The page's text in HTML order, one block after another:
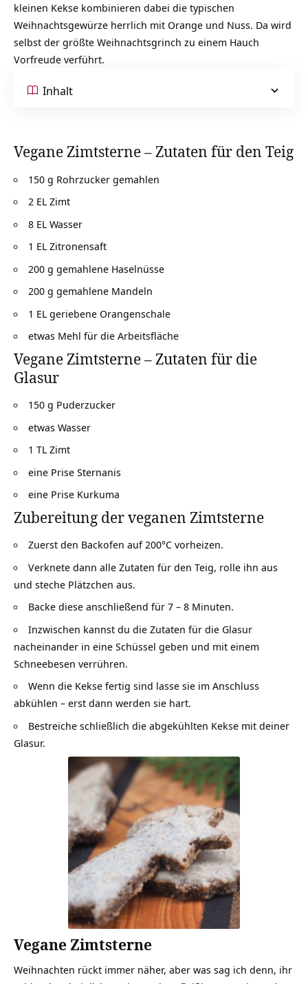
kleinen Kekse kombinieren dabei die typischen
Weihnachtsgewürze herrlich mit Orange und Nuss. Da wird
selbst der größte Weihnachtsgrinch zu einem Hauch
Vorfreude verführt.
Inhalt
Vegane Zimtsterne – Zutaten für den Teig
150 g Rohrzucker gemahlen
2 EL Zimt
8 EL Wasser
1 EL Zitronensaft
200 g gemahlene Haselnüsse
200 g gemahlene Mandeln
1 EL geriebene Orangenschale
etwas Mehl für die Arbeitsfläche
Vegane Zimtsterne – Zutaten für die
Glasur
150 g Puderzucker
etwas Wasser
1 TL Zimt
eine Prise Sternanis
eine Prise Kurkuma
Zubereitung der veganen Zimtsterne
Zuerst den Backofen auf 200°C vorheizen.
Verknete dann alle Zutaten für den Teig, rolle ihn aus
und steche Plätzchen aus.
Backe diese anschließend für 7 – 8 Minuten.
Inzwischen kannst du die Zutaten für die Glasur
nacheinander in eine Schüssel geben und mit einem
Schneebesen verrühren.
Wenn die Kekse fertig sind lasse sie im Anschluss
abkühlen – erst dann werden sie hart.
Bestreiche schließlich die abgekühlten Kekse mit deiner
Glasur.
Vegane Zimtsterne
Weihnachten rückt immer näher, aber was sag ich denn, ihr